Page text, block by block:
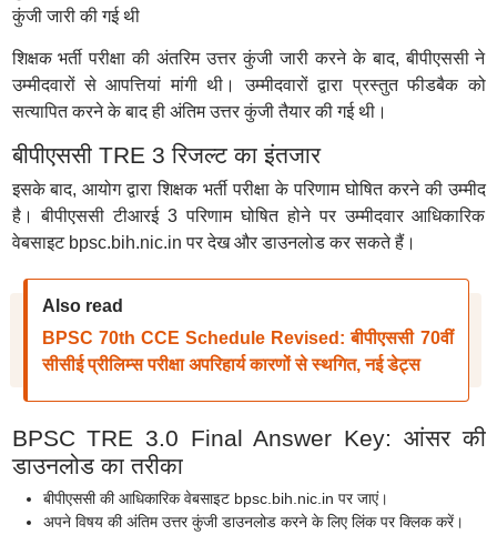
कुंजी जारी की गई थी
शिक्षक भर्ती परीक्षा की अंतरिम उत्तर कुंजी जारी करने के बाद, बीपीएससी ने
उम्मीदवारों से आपत्तियां मांगी थी। उम्मीदवारों द्वारा प्रस्तुत फीडबैक को
सत्यापित करने के बाद ही अंतिम उत्तर कुंजी तैयार की गई थी।
बीपीएससी TRE 3 रिजल्ट का इंतजार
इसके बाद, आयोग द्वारा शिक्षक भर्ती परीक्षा के परिणाम घोषित करने की उम्मीद
है। बीपीएससी टीआरई 3 परिणाम घोषित होने पर उम्मीदवार आधिकारिक
वेबसाइट bpsc.bih.nic.in पर देख और डाउनलोड कर सकते हैं।
Also read
BPSC 70th CCE Schedule Revised: बीपीएससी 70वीं
सीसीई प्रीलिम्स परीक्षा अपरिहार्य कारणों से स्थगित, नई डेट्स
BPSC TRE 3.0 Final Answer Key: आंसर की
डाउनलोड का तरीका
बीपीएससी की आधिकारिक वेबसाइट bpsc.bih.nic.in पर जाएं।
अपने विषय की अंतिम उत्तर कुंजी डाउनलोड करने के लिए लिंक पर क्लिक करें।